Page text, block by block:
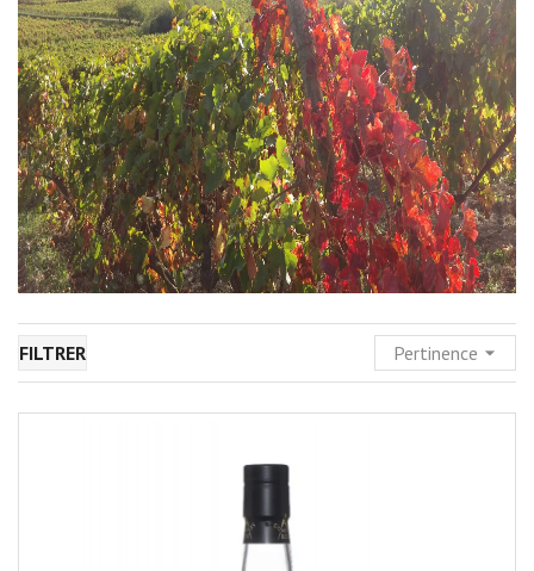
FILTRER Pertinence arrow_drop_down